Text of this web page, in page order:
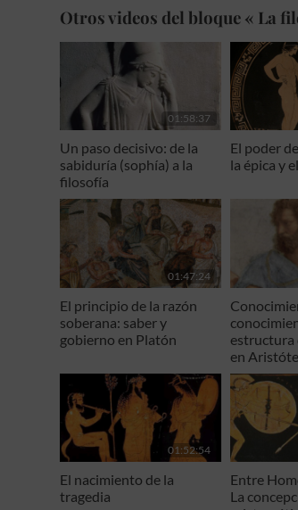
Otros videos del bloque « La
01:58:37
Un paso decisivo: de la
sabiduría (sophía) a la
filosofía
El poder
la épica y
01:47:24
El principio de la razón
soberana: saber y
gobierno en Platón
estructura
en
01:52:54
El nacimiento de la
tragedia
Entre
La